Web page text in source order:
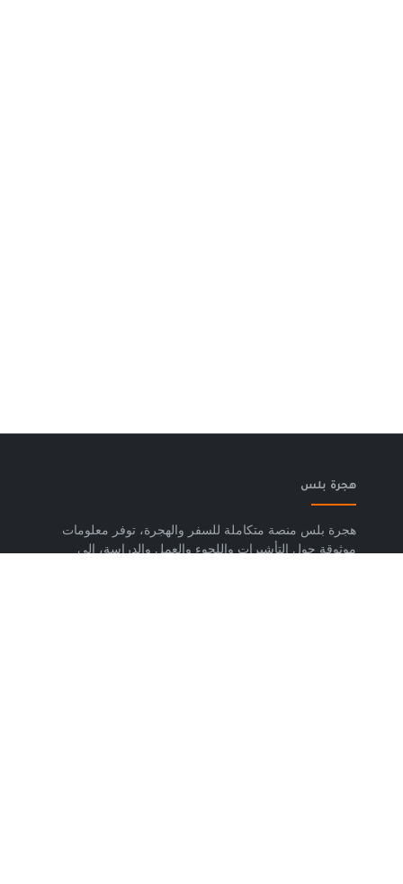
هجرة بلس
هجرة بلس منصة متكاملة للسفر والهجرة، توفر معلومات
موثوقة حول التأشيرات واللجوء والعمل والدراسة، إلى